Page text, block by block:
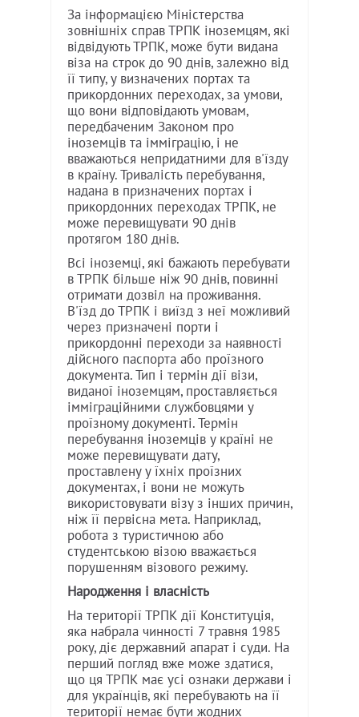
За інформацією Міністерства
зовнішніх справ ТРПК іноземцям, які
відвідують ТРПК, може бути видана
віза на строк до 90 днів, залежно від
її типу, у визначених портах та
прикордонних переходах, за умови,
що вони відповідають умовам,
передбаченим Законом про
іноземців та імміграцію, і не
вважаються непридатними для в'їзду
в країну. Тривалість перебування,
надана в призначених портах і
прикордонних переходах ТРПК, не
може перевищувати 90 днів
протягом 180 днів.
Всі іноземці, які бажають перебувати
в ТРПК більше ніж 90 днів, повинні
отримати дозвіл на проживання.
В'їзд до ТРПК і виїзд з неї можливий
через призначені порти і
прикордонні переходи за наявності
дійсного паспорта або проїзного
документа. Тип і термін дії візи,
виданої іноземцям, проставляється
імміграційними службовцями у
проїзному документі. Термін
перебування іноземців у країні не
може перевищувати дату,
проставлену у їхніх проїзних
документах, і вони не можуть
використовувати візу з інших причин,
ніж її первісна мета. Наприклад,
робота з туристичною або
студентською візою вважається
порушенням візового режиму.
Народження і власність
На території ТРПК дії Конституція,
яка набрала чинності 7 травня 1985
року, діє державний апарат і суди. На
перший погляд вже може здатися,
що ця ТРПК має усі ознаки держави і
для українців, які перебувають на її
території немає бути жодних